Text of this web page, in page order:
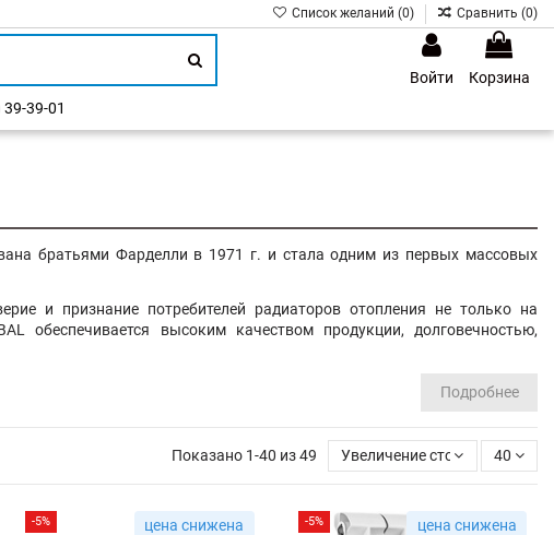
Список желаний (0) Сравнить (0)
Войти
Корзина
39-01
братьями Фарделли в 1971 г. и стала одним из первых массовых
и признание потребителей радиаторов отопления не только на
обеспечивается высоким качеством продукции, долговечностью,
Подробнее
Показано 1-40 из 49 Увеличение стоимости
40
цена снижена
-5% цена снижена
-5%